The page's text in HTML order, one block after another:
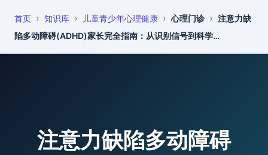
恩启 知识库
首页 › 知识库 › 儿童青少年心理健康 › 心理门诊 › 注意力缺
陷多动障碍(ADHD)家长完全指南：从识别信号到科学…
注意力缺陷多动障碍